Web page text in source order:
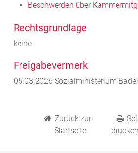
Beschwerden über
Rechtsgrundlage
keine
Freigabevermerk
05.03.2026 Sozialministerium
Zurück zur
Startseite
drucken